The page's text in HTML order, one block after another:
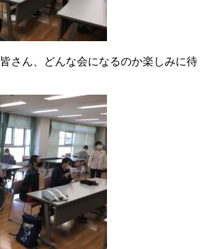
さん、どんな会になるのか楽しみに待